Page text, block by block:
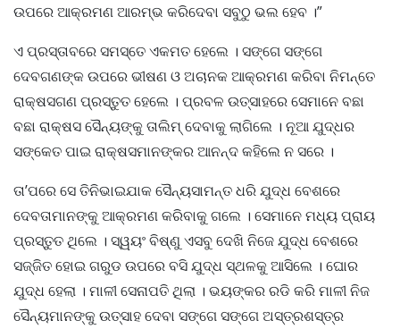
ଉପରେ ଆକ୍ରମଣ ଆରମ୍ଭ କରିଦେବା ସବୁଠୁ ଭଲ ହେବ ।”
ଏ ପ୍ରସ୍ତାବରେ ସମସ୍ତେ ଏକମତ ହେଲେ । ସଙ୍ଗେ ସଙ୍ଗେ
ଦେବଗଣଙ୍କ ଉପରେ ଭୀଷଣ ଓ ଅଚାନକ ଆକ୍ରମଣ କରିବା ନିମନ୍ତେ
ରାକ୍ଷସଗଣ ପ୍ରସ୍ତୁତ ହେଲେ । ପ୍ରବଳ ଉତ୍ସାହରେ ସେମାନେ ବଛା
ବଛା ରାକ୍ଷସ ସୈନ୍ୟଙ୍କୁ ତାଲିମ୍ ଦେବାକୁ ଲାଗିଲେ । ନୂଆ ଯୁଦ୍ଧର
ସଙ୍କେତ ପାଇ ରାକ୍ଷସମାନଙ୍କର ଆନନ୍ଦ କହିଲେ ନ ସରେ ।
ତା’ପରେ ସେ ତିନିଭାଇଯାକ ସୈନ୍ୟସାମନ୍ତ ଧରି ଯୁଦ୍ଧ ବେଶରେ
ଦେବତାମାନଙ୍କୁ ଆକ୍ରମଣ କରିବାକୁ ଗଲେ । ସେମାନେ ମଧ୍ୟ ପ୍ରାୟ
ପ୍ରସ୍ତୁତ ଥିଲେ । ସ୍ୱୟଂ ବିଷ୍ଣୁ ଏସବୁ ଦେଖି ନିଜେ ଯୁଦ୍ଧ ବେଶରେ
ସଜ୍ଜିତ ହୋଇ ଗରୁଡ ଉପରେ ବସି ଯୁଦ୍ଧ ସ୍ଥଳକୁ ଆସିଲେ । ଘୋର
ଯୁଦ୍ଧ ହେଲା । ମାଳୀ ସେନାପତି ଥିଲା । ଭୟଙ୍କର ରଡି କରି ମାଳୀ ନିଜ
ସୈନ୍ୟମାନଙ୍କୁ ଉତ୍ସାହ ଦେବା ସଙ୍ଗେ ସଙ୍ଗେ ଅସ୍ତ୍ରଶସ୍ତ୍ର